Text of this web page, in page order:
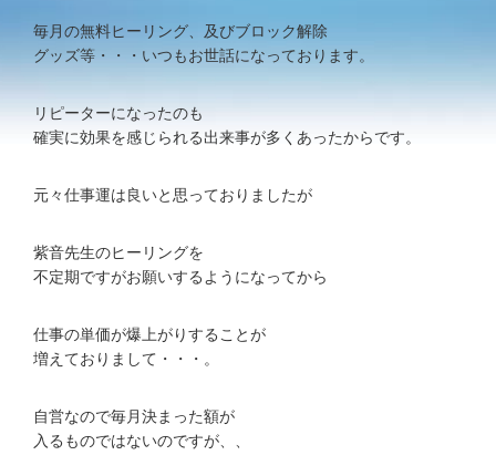
毎月の無料ヒーリング、及びブロック解除
グッズ等・・・いつもお世話になっております。
リピーターになったのも
確実に効果を感じられる出来事が多くあったからです。
元々仕事運は良いと思っておりましたが
紫音先生のヒーリングを
不定期ですがお願いするようになってから
仕事の単価が爆上がりすることが
増えておりまして・・・。
自営なので毎月決まった額が
入るものではないのですが、、